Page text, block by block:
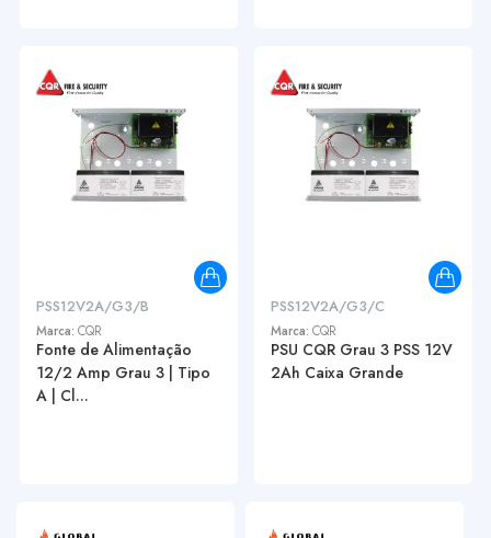
PSS12V2A/G3/B
Marca: CQR
Fonte de Alimentação
12/2 Amp Grau 3 | Tipo
A | Cl...
PSS12V2A/G3/C
Marca: CQR
PSU CQR Grau 3 PSS 12V
2Ah Caixa Grande